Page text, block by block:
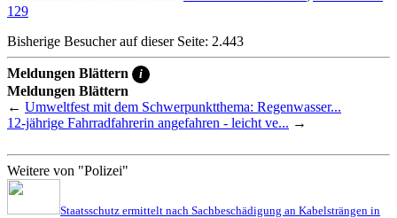
129
Bisherige Besucher auf dieser Seite: 2.443
Meldungen Blättern i
Meldungen Blättern
← Umweltfest mit dem Schwerpunktthema: Regenwasser...
12-jährige Fahrradfahrerin angefahren - leicht ve... →
Weitere von "Polizei"
Staatsschutz ermittelt nach Sachbeschädigung an Kabelsträngen in